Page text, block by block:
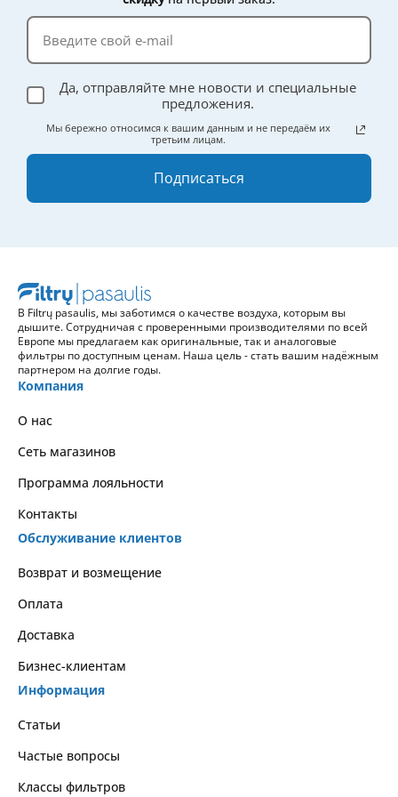
Да, отправляйте мне новости и специальные
предложения.
Мы бережно относимся к вашим данным и не передаём их
третьим лицам.
Подписаться
В Filtrų pasaulis, мы заботимся о качестве воздуха, которым вы
дышите. Сотрудничая с проверенными производителями по всей
Европе мы предлагаем как оригинальные, так и аналоговые
фильтры по доступным ценам. Наша цель - стать вашим надёжным
партнером на долгие годы.
Компания
О нас
Сеть магазинов
Программа лояльности
Контакты
Обслуживание клиентов
Возврат и возмещение
Оплата
Доставка
Бизнес-клиентам
Информация
Статьи
Частые вопросы
Классы фильтров